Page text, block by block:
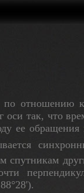
по отношению
оси так, что
ее
спутникам